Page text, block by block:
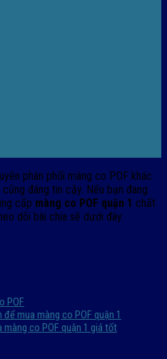
phân phối màng co POF khác
đáng tin cậy. Nếu bạn đang
cấp màng co POF quận 1 chất
dõi bài chia sẽ dưới đây.
POF
mua màng co POF quận 1
co POF quận 1 giá tốt